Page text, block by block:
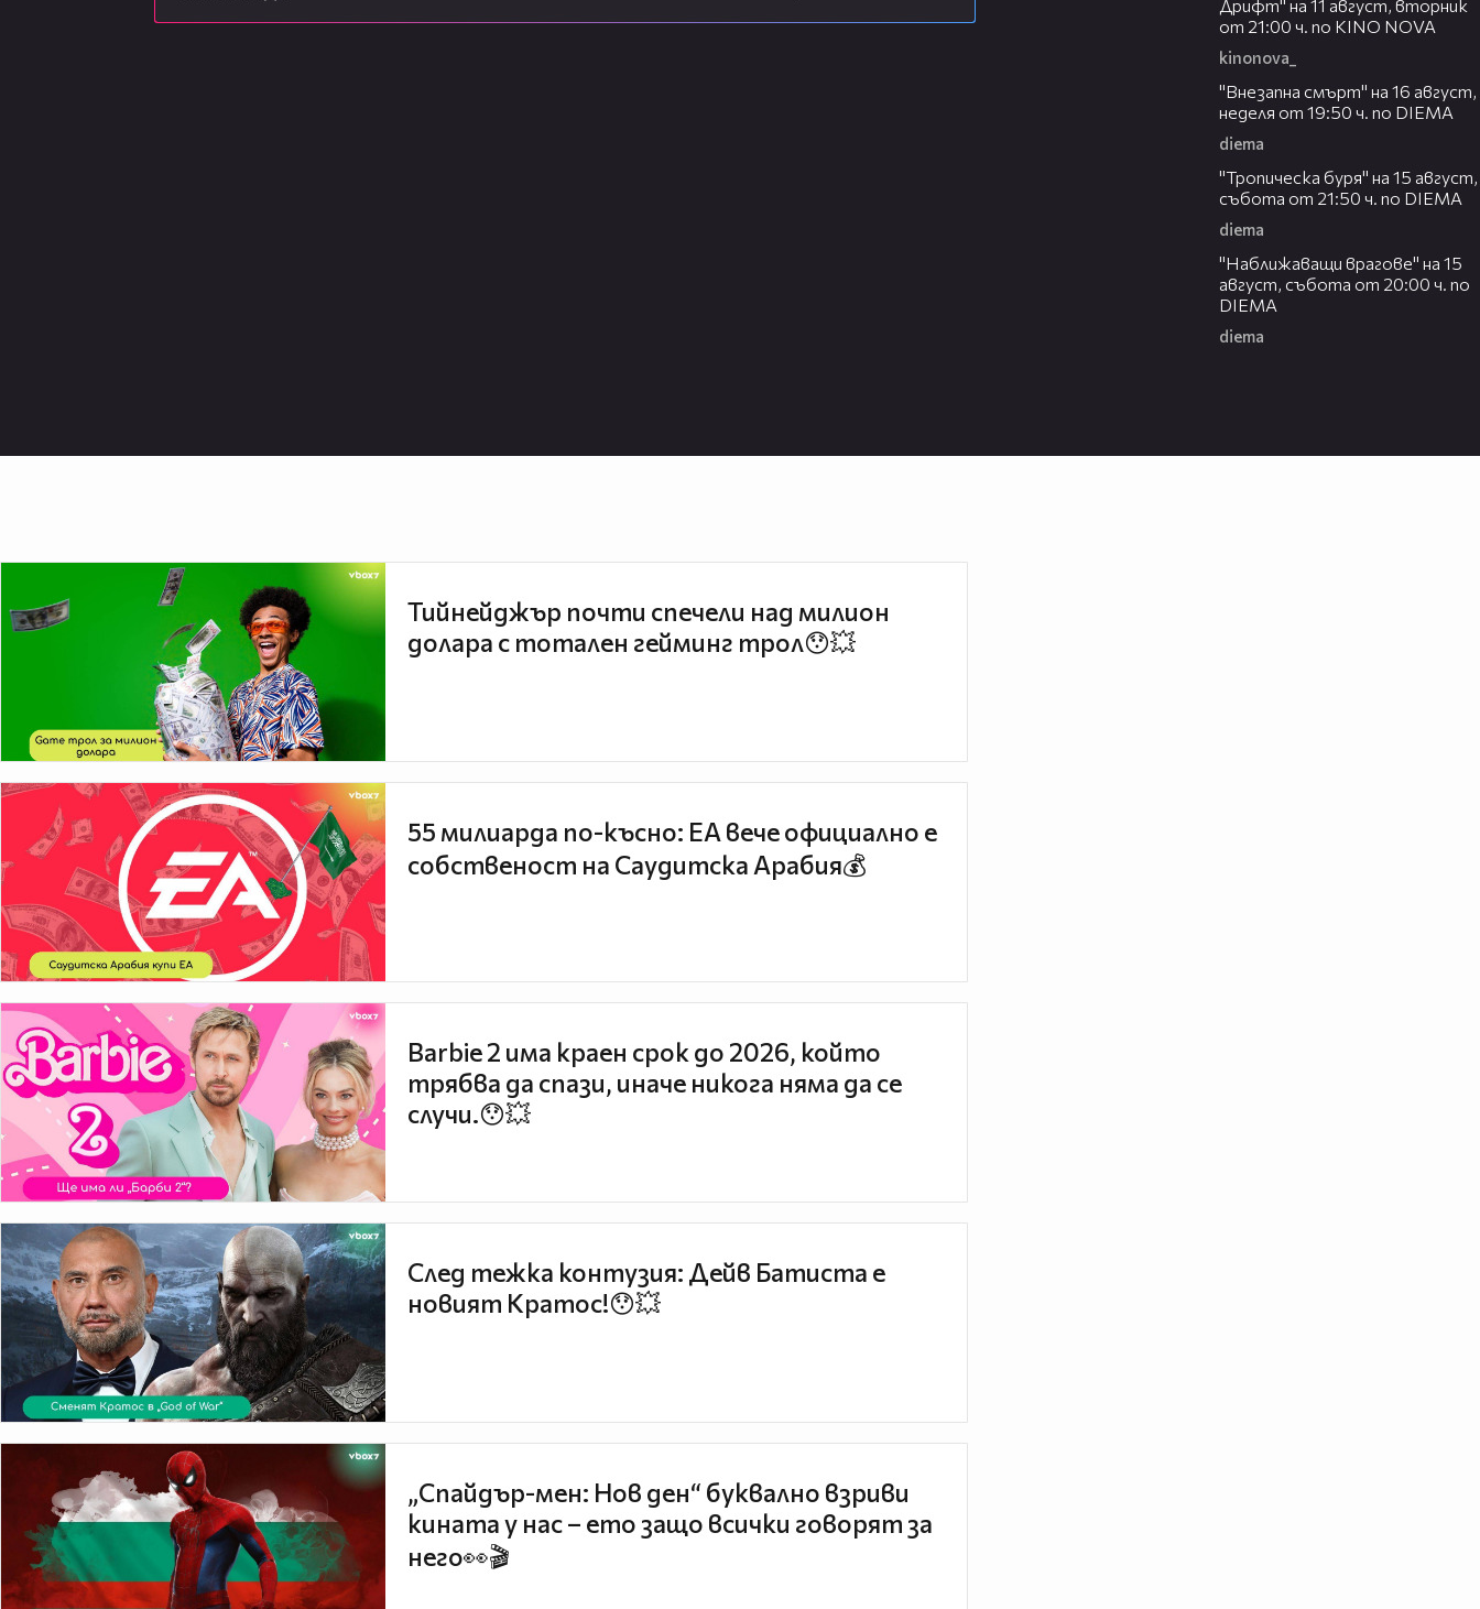
Дрифт" на 11 август, вторник
от 21:00 ч. по KINO NOVA
kinonova_
"Внезапна смърт" на 16 август,
неделя от 19:50 ч. по DIEMA
diema
"Тропическа буря" на 15 август,
събота от 21:50 ч. по DIEMA
diema
"Наближаващи врагове" на 15
август, събота от 20:00 ч. по
DIEMA
diema
Тийнейджър почти спечели над милион
долара с тотален гейминг трол😯💥
55 милиарда по-късно: EA вече официално е
собственост на Саудитска Арабия💰
Barbie 2 има краен срок до 2026, който
трябва да спази, иначе никога няма да се
случи.😯💥
След тежка контузия: Дейв Батиста е
новият Кратос!😯💥
„Спайдър-мен: Нов ден“ буквално взриви
кината у нас – ето защо всички говорят за
него👀🎬